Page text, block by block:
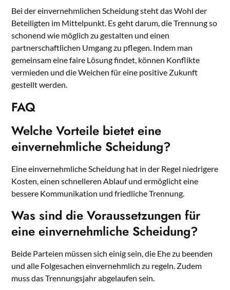
Bei der einvernehmlichen Scheidung steht das Wohl der
Beteiligten im Mittelpunkt. Es geht darum, die Trennung so
schonend wie möglich zu gestalten und einen
partnerschaftlichen Umgang zu pflegen. Indem man
gemeinsam eine faire Lösung findet, können Konflikte
vermieden und die Weichen für eine positive Zukunft
gestellt werden.
FAQ
Welche Vorteile bietet eine
einvernehmliche Scheidung?
Eine einvernehmliche Scheidung hat in der Regel niedrigere
Kosten, einen schnelleren Ablauf und ermöglicht eine
bessere Kommunikation und friedliche Trennung.
Was sind die Voraussetzungen für
eine einvernehmliche Scheidung?
Beide Parteien müssen sich einig sein, die Ehe zu beenden
und alle Folgesachen einvernehmlich zu regeln. Zudem
muss das Trennungsjahr abgelaufen sein.